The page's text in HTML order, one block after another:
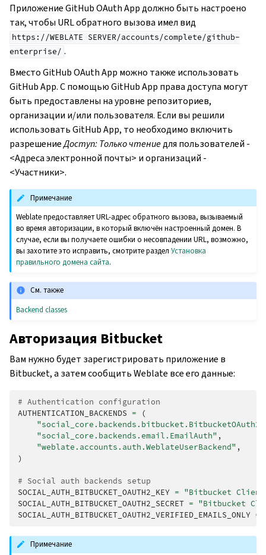
Приложение GitHub OAuth App должно быть настроено
так, чтобы URL обратного вызова имел вид
https://WEBLATE SERVER/accounts/complete/github-
enterprise/ .
Вместо GitHub OAuth App можно также использовать
GitHub App. С помощью GitHub App права доступа могут
быть предоставлены на уровне репозиториев,
организации и/или пользователя. Если вы решили
использовать GitHub App, то необходимо включить
разрешениеДоступ: Только чтениедля пользователей -
<Адреса электронной почты> и организаций -
<Участники>.
Примечание
Weblate предоставляет URL-адрес обратного вызова, вызываемый
во время авторизации, в который включён настроенный домен. В
случае, если вы получаете ошибки о несовпадении URL, возможно,
вы захотите это исправить, смотрите разделУстановка
правильного домена сайта.
См. также
Backend classes
Авторизация Bitbucket
Вам нужно будет зарегистрировать приложение в
Bitbucket, а затем сообщить Weblate все его данные:
# Authentication configuration
AUTHENTICATION_BACKENDS =
(
"social_core.backends.bitbucket.BitbucketOAuth2"
"social_core.backends.email.EmailAuth" ,
"weblate.accounts.auth.WeblateUserBackend" ,
)
# Social auth backends setup
SOCIAL_AUTH_BITBUCKET_OAUTH2_KEY = "Bitbucket
SOCIAL_AUTH_BITBUCKET_OAUTH2_SECRET = "Bitbucket
SOCIAL_AUTH_BITBUCKET_OAUTH2_VERIFIED_EMAILS_ONLY =
Примечание